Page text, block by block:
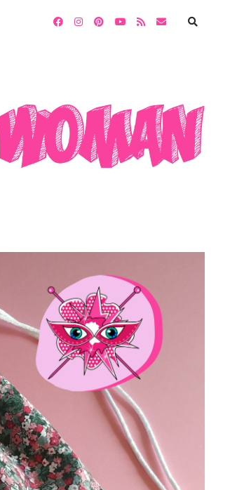
facebookinstagram
pinterestyoutube
rss email